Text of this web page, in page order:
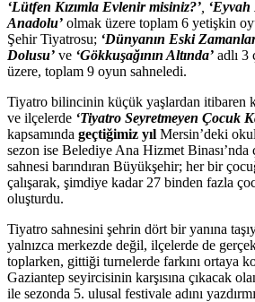
‘Lütfen Kızımla Evlenir misiniz?’
Anadolu’ olmak üzere toplam 6 yetişkin
Şehir Tiyatrosu; ‘Dünyanın Eski
Dolusu’ ve ‘Gökkuşağının Altında’ adlı
üzere, toplam 9 oyun sahneledi.
Tiyatro bilincinin küçük yaşlardan itibaren
ve ilçelerde ‘Tiyatro Seyretmeyen Çocuk
kapsamında geçtiğimiz yıl Mersin’deki
sezon ise Belediye Ana Hizmet
sahnesi barındıran Büyükşehir; her bir
çalışarak, şimdiye kadar 27 binden fazla
oluşturdu.
Tiyatro sahnesini şehrin dört bir yanına
yalnızca merkezde değil, ilçelerde de
toplarken, gittiği turnelerde farkını ortaya
Gaziantep seyircisinin karşısına çıkacak
ile sezonda 5. ulusal festivale adını